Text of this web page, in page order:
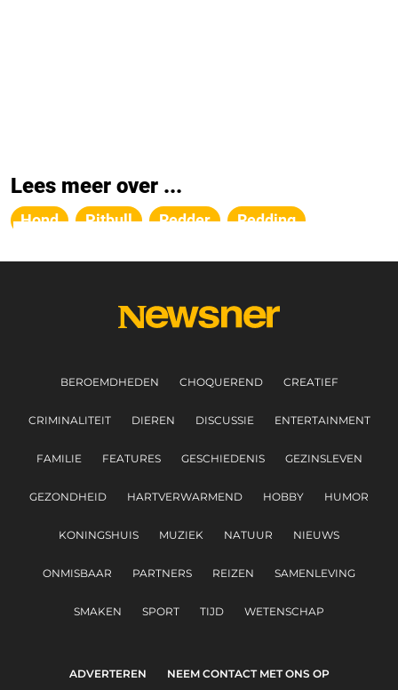
Lees meer over ...
Hond Pitbull Redder Redding
BEROEMDHEDEN CHOQUEREND CREATIEF
CRIMINALITEIT DIEREN DISCUSSIE ENTERTAINMENT
FAMILIE FEATURES GESCHIEDENIS GEZINSLEVEN
GEZONDHEID HARTVERWARMEND HOBBY HUMOR
KONINGSHUIS MUZIEK NATUUR NIEUWS
ONMISBAAR PARTNERS REIZEN SAMENLEVING
SMAKEN SPORT TIJD WETENSCHAP
ADVERTEREN NEEM CONTACT MET ONS OP